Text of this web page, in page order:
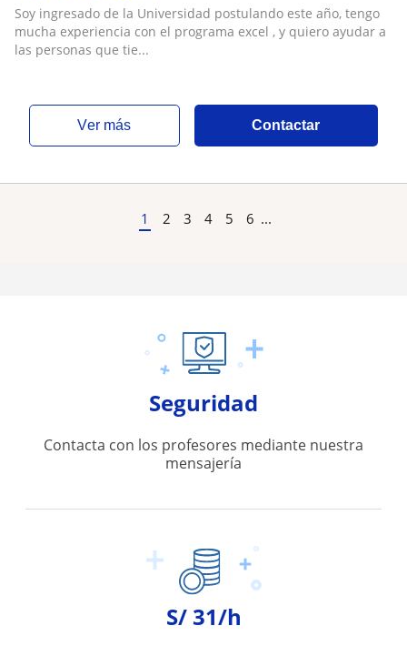
Soy ingresado de la Universidad postulando este año, tengo
mucha experiencia con el programa excel , y quiero ayudar a
las personas que tie...
ver más Contactar
1 2 3 4 5 6 ...
Seguridad
Contacta con los profesores mediante nuestra
mensajería
S/ 31/h